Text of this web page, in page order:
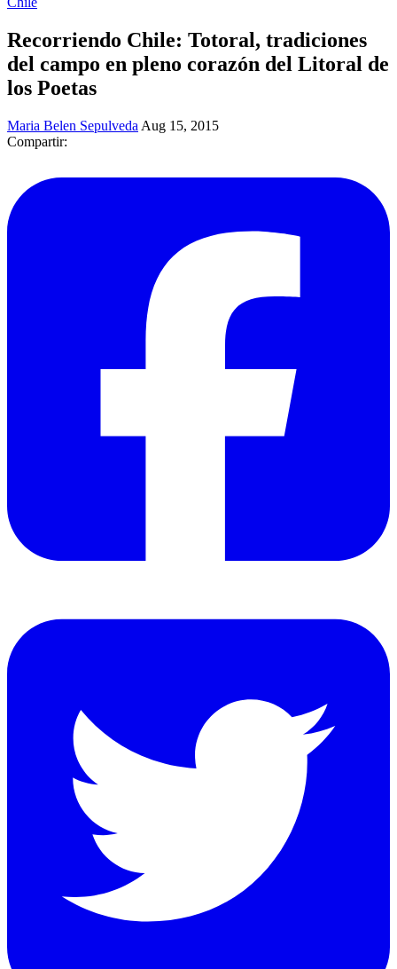
Recorriendo Chile: Totoral, tradiciones
del campo en pleno corazón del Litoral de
los Poetas
Maria Belen Sepulveda Aug 15, 2015
Compartir: